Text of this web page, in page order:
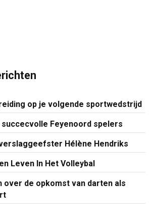
op je volgende sportwedstrijd
succecvolle Feyenoord spelers
Hélène Hendriks
Leven In Het Volleybal
over de opkomst van darten als